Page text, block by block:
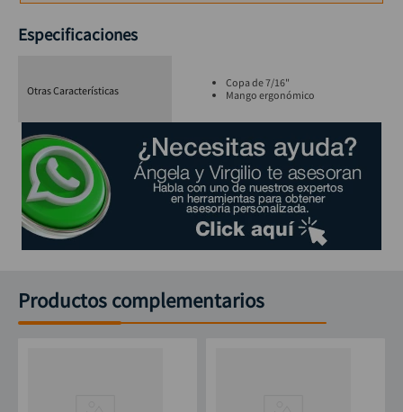
Especificaciones
Otras Características
Copa de 7/16"
Mango ergonómico
Productos complementarios